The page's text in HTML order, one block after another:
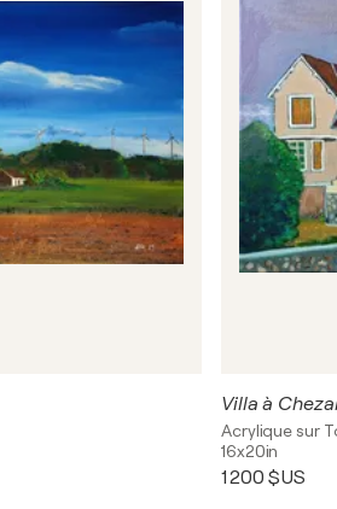
Villa à
Acrylique sur
16x20in
1 200 $US